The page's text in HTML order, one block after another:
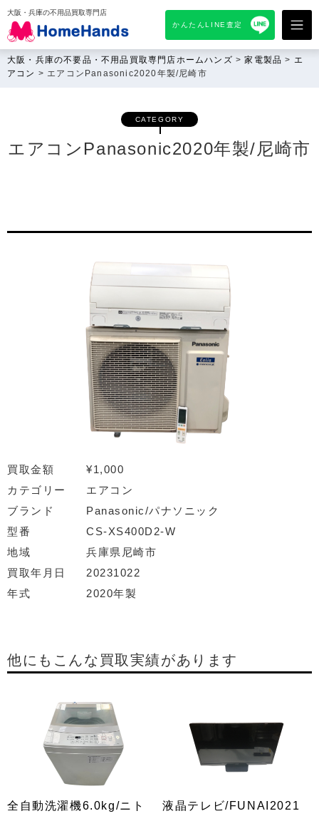
大阪・兵庫の不用品買取専門店
かんたんLINE査定
大阪・兵庫の不要品・不用品買取専門店ホームハンズ >家電製品 > エ
アコン > エアコンPanasonic2020年製/尼崎市
CATEGORY
エアコンPanasonic2020年製/尼崎市
買取金額
¥1,000
カテゴリー
エアコン
ブランド
Panasonic/パナソニック
型番
CS-XS400D2-W
地域
兵庫県尼崎市
買取年月日
20231022
年式
2020年製
他にもこんな買取実績があります
全自動洗濯機6.0kg/ニト
液晶テレビ/FUNAI2021